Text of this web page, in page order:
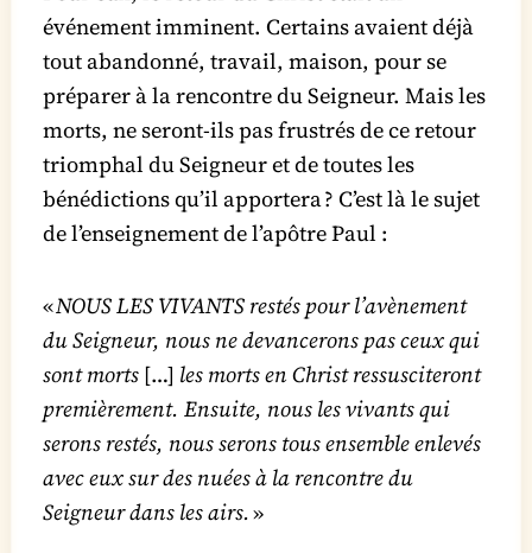
événement imminent. Certains avaient déjà
tout abandonné, travail, maison, pour se
préparer à la rencontre du Seigneur. Mais les
morts, ne seront-ils pas frustrés de ce retour
triomphal du Seigneur et de toutes les
bénédictions qu’il apportera ? C’est là le sujet
de l’enseignement de l’apôtre Paul :
«NOUS LES VIVANTS restés pour l’avènement
du Seigneur, nous ne devancerons pas ceux qui
sont morts […] les morts en Christ ressusciteront
premièrement. Ensuite, nous les vivants qui
serons restés, nous serons tous ensemble enlevés
avec eux sur des nuées à la rencontre du
Seigneur dans les airs.»